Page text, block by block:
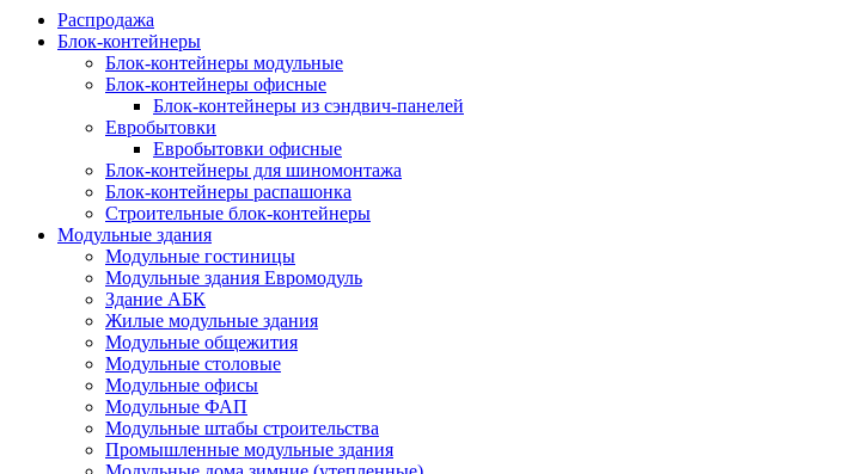
Распродажа
Блок-контейнеры
Блок-контейнеры модульные
Блок-контейнеры офисные
Блок-контейнеры из сэндвич-панелей
Евробытовки
Евробытовки офисные
Блок-контейнеры для шиномонтажа
Блок-контейнеры распашонка
Строительные блок-контейнеры
Модульные здания
Модульные гостиницы
Модульные здания Евромодуль
Здание АБК
Жилые модульные здания
Модульные общежития
Модульные столовые
Модульные офисы
Модульные ФАП
Модульные штабы строительства
Промышленные модульные здания